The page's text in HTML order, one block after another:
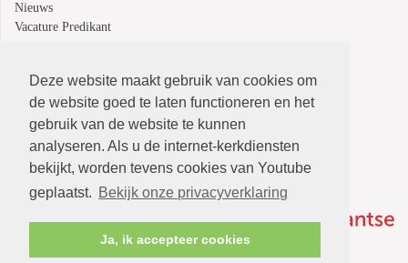
Deze website maakt gebruik van cookies om
de website goed te laten functioneren en het
gebruik van de website te kunnen
analyseren. Als u de internet-kerkdiensten
bekijkt, worden tevens cookies van Youtube
geplaatst. Bekijk onze privacyverklaring
Ja, ik accepteer cookies
Nieuws
Vacature Predikant
Over ons
Contact